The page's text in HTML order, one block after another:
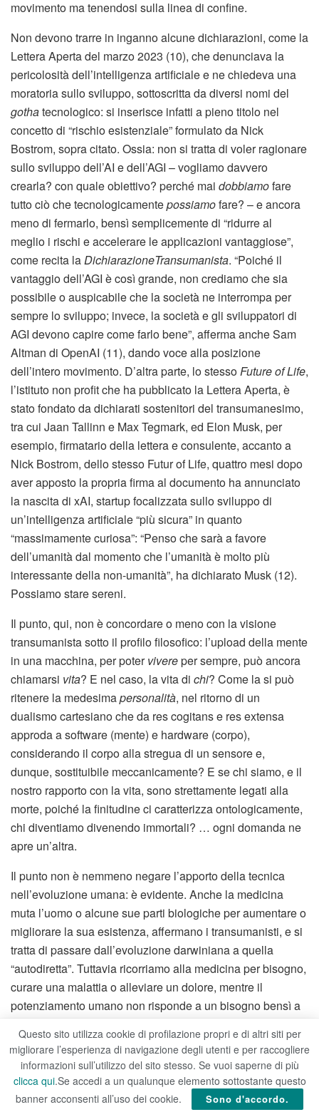
movimento ma tenendosi sulla linea di confine.
Non devono trarre in inganno alcune dichiarazioni, come la
Lettera Aperta del marzo 2023 (10), che denunciava la
pericolosità dell’intelligenza artificiale e ne chiedeva una
moratoria sullo sviluppo, sottoscritta da diversi nomi del
gothatecnologico: si inserisce infatti a pieno titolo nel
concetto di “rischio esistenziale” formulato da Nick
Bostrom, sopra citato. Ossia: non si tratta di voler ragionare
sullo sviluppo dell’AI e dell’AGI – vogliamo davvero
crearla? con quale obiettivo? perché mai dobbiamofare
tutto ciò che tecnologicamentepossiamofare? – e ancora
meno di fermarlo, bensì semplicemente di “ridurre al
meglio i rischi e accelerare le applicazioni vantaggiose”,
come recita laDichiarazioneTransumanista. “Poiché il
vantaggio dell’AGI è così grande, non crediamo che sia
possibile o auspicabile che la società ne interrompa per
sempre lo sviluppo; invece, la società e gli sviluppatori di
AGI devono capire come farlo bene”, afferma anche Sam
Altman di OpenAI (11), dando voce alla posizione
dell’intero movimento. D’altra parte, lo stessoFuture of Life,
l’istituto non profit che ha pubblicato la Lettera Aperta, è
stato fondato da dichiarati sostenitori del transumanesimo,
tra cui Jaan Tallinn e Max Tegmark, ed Elon Musk, per
esempio, firmatario della lettera e consulente, accanto a
Nick Bostrom, dello stesso Futur of Life, quattro mesi dopo
aver apposto la propria firma al documento ha annunciato
la nascita di xAI, startup focalizzata sullo sviluppo di
un’intelligenza artificiale “più sicura” in quanto
“massimamente curiosa”: “Penso che sarà a favore
dell’umanità dal momento che l’umanità è molto più
interessante della non-umanità”, ha dichiarato Musk (12).
Possiamo stare sereni.
Il punto, qui, non è concordare o meno con la visione
transumanista sotto il profilo filosofico: l’upload della mente
in una macchina, per potervivereper sempre, può ancora
chiamarsi vita? E nel caso, la vita di chi? Come la si può
ritenere la medesimapersonalità, nel ritorno di un
dualismo cartesiano che da res cogitans e res extensa
approda a software (mente) e hardware (corpo),
considerando il corpo alla stregua di un sensore e,
dunque, sostituibile meccanicamente? E se chi siamo, e il
nostro rapporto con la vita, sono strettamente legati alla
morte, poiché la finitudine ci caratterizza ontologicamente,
chi diventiamo divenendo immortali? … ogni domanda ne
apre un’altra.
Il punto non è nemmeno negare l’apporto della tecnica
nell’evoluzione umana: è evidente. Anche la medicina
muta l’uomo o alcune sue parti biologiche per aumentare o
migliorare la sua esistenza, affermano i transumanisti, e si
tratta di passare dall’evoluzione darwiniana a quella
“autodiretta”. Tuttavia ricorriamo alla medicina per bisogno,
curare una malattia o alleviare un dolore, mentre il
potenziamento umano non risponde a un bisogno bensì a
direzione della necessità, di un adattamento per la
sopravvivenza, non della volontà di potenza.
Entrambi sono punti cruciali sui quali si può dibattere per
giorni e pagine, ma il focus, qui, in questo articolo, è un
Questo sito utilizza cookie di profilazione propri e di altri siti per
migliorare l’esperienza di navigazione degli utenti e per raccogliere
informazioni sull’utilizzo del sito stesso. Se vuoi saperne di più
clicca qui.Se accedi a un qualunque elemento sottostante questo
banner acconsenti all’uso dei cookie.
Sono d'accordo.